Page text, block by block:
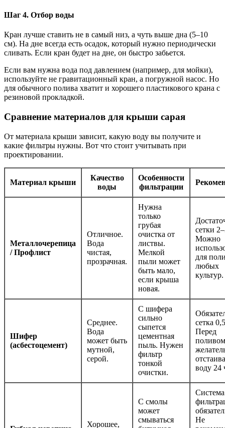
Шаг 4. Отбор воды
Кран лучше ставить не в самый низ, а чуть выше дна (5–10
см). На дне всегда есть осадок, который нужно периодически
сливать. Если кран будет на дне, он быстро забьется.
Если вам нужна вода под давлением (например, для мойки),
используйте не гравитационный кран, а погружной насос. Но
для обычного полива хватит и хорошего пластикового крана с
резиновой прокладкой.
Сравнение материалов для крыши сарая
От материала крыши зависит, какую воду вы получите и
какие фильтры нужны. Вот что стоит учитывать при
проектировании.
Материал крыши
Качество
воды
Особенности
фильтрации
Металлочерепица
/ Профлист
Отличное.
Вода
чистая,
прозрачная.
Нужна
только
грубая
очистка от
листвы.
Мелкой
пыли может
быть мало,
если крыша
новая.
сетки
Можно
для
любых
культур.
Шифер
(асбестоцемент)
Среднее.
Вода
может быть
мутной,
серой.
С шифера
сильно
сыпется
цементная
пыль. Нужен
фильтр
тонкой
очистки.
сетка
Перед
поливом
воду 24
Хорошее,
С смолы
может
смываться
Система
Не